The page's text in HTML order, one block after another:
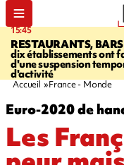
15:45
RESTAURANTS, BARS
dix établissements ont
d'une suspension
d'activité
Accueil France - Monde
Euro-2020 de
Les